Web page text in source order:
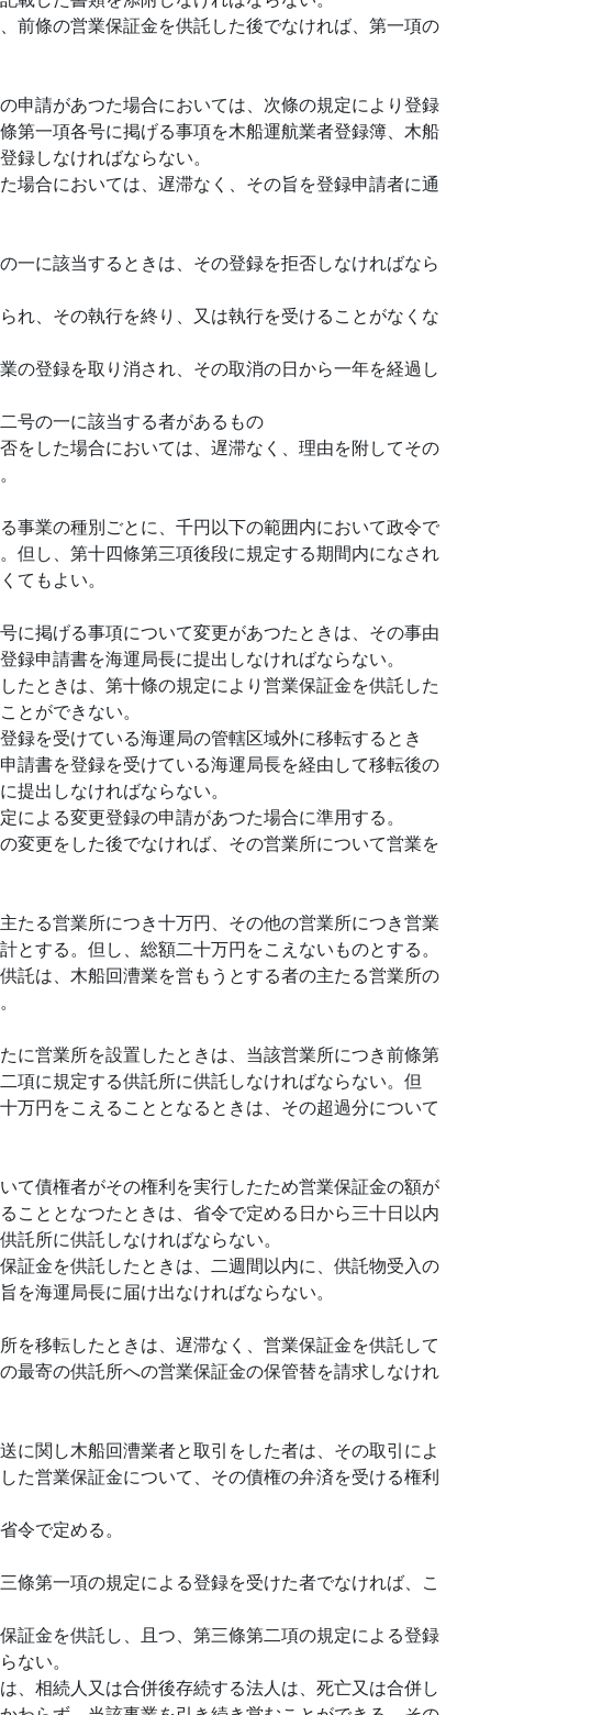
前條の営業保証金を供託した後でなければ、第一項の
申請があつた場合においては、次條の規定により登録
第一項各号に掲げる事項を木船運航業者登録簿、木船
録しなければならない。
場合においては、遅滞なく、その旨を登録申請者に通
一に該当するときは、その登録を拒否しなければなら
れ、その執行を終り、又は執行を受けることがなくな
の登録を取り消され、その取消の日から一年を経過し
号の一に該当する者があるもの
をした場合においては、遅滞なく、理由を附してその
事業の種別ごとに、千円以下の範囲内において政令で
但し、第十四條第三項後段に規定する期間内になされ
てもよい。
に掲げる事項について変更があつたときは、その事由
申請書を海運局長に提出しなければならない。
たときは、第十條の規定により営業保証金を供託した
とができない。
録を受けている海運局の管轄区域外に移転するとき
請書を登録を受けている海運局長を経由して移転後の
提出しなければならない。
よる変更登録の申請があつた場合に準用する。
変更をした後でなければ、その営業所について営業を
たる営業所につき十万円、その他の営業所につき営業
とする。但し、総額二十万円をこえないものとする。
託は、木船回漕業を営もうとする者の主たる営業所の
に営業所を設置したときは、当該営業所につき前條第
項に規定する供託所に供託しなければならない。但
万円をこえることとなるときは、その超過分について
て債権者がその権利を実行したため営業保証金の額が
こととなつたときは、省令で定める日から三十日以内
託所に供託しなければならない。
証金を供託したときは、二週間以内に、供託物受入の
を海運局長に届け出なければならない。
を移転したときは、遅滞なく、営業保証金を供託して
最寄の供託所への営業保証金の保管替を請求しなけれ
に関し木船回漕業者と取引をした者は、その取引によ
た営業保証金について、その債権の弁済を受ける権利
令で定める。
條第一項の規定による登録を受けた者でなければ、こ
証金を供託し、且つ、第三條第二項の規定による登録
ない。
、相続人又は合併後存続する法人は、死亡又は合併し